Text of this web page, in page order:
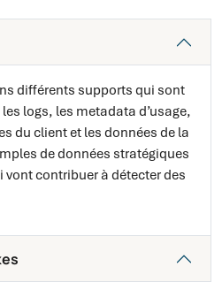
différents supports qui sont
logs, les metadata d’usage,
du client et les données de la
de données stratégiques
vont contribuer à détecter des